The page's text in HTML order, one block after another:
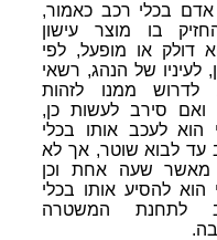
אדם בכלי רכב כאמור,
בו מוצר עישון
דולק או מופעל, לפי
לעיניו של הנהג, רשאי
לדרוש ממנו לזהות
ואם סירב לעשות כן,
הוא לעכב אותו בכלי
עד לבוא שוטר, אך לא
מאשר שעה אחת וכן
הוא להסיע אותו בכלי
לתחנת המשטרה